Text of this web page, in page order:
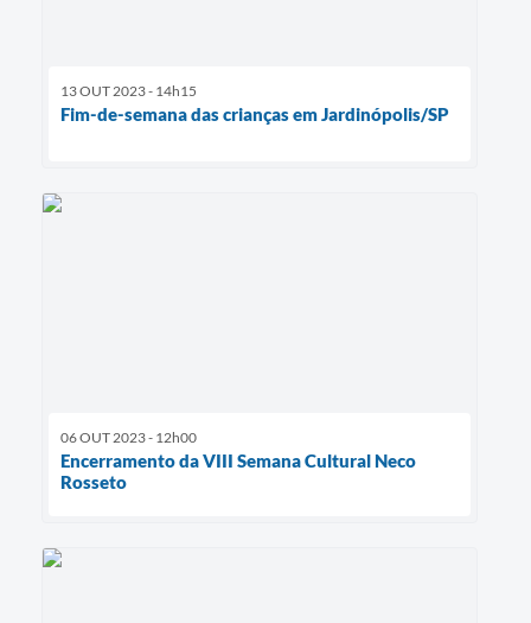
13 OUT 2023 - 14h15
Fim-de-semana das crianças em Jardinópolis/SP
06 OUT 2023 - 12h00
Encerramento da VIII Semana Cultural Neco
Rosseto